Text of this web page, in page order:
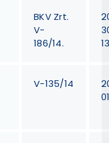
BKV Zrt.
V-
186/14.
V-135/14